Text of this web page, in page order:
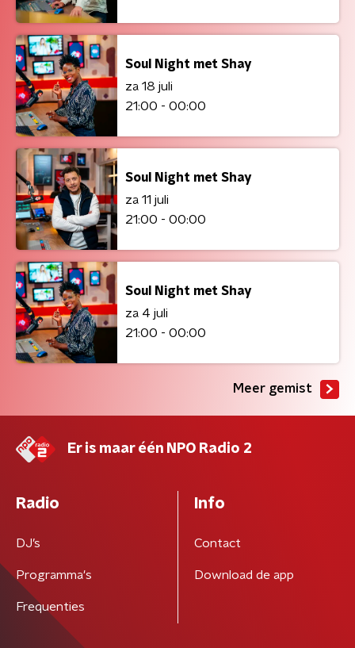
Soul Night met Shay
za 18 juli
21:00 - 00:00
Soul Night met Shay
za 11 juli
21:00 - 00:00
Soul Night met Shay
za 4 juli
21:00 - 00:00
Meer gemist
Er is maar één NPO Radio 2
Radio
DJ’s
Programma's
Frequenties
Info
Contact
Download de app